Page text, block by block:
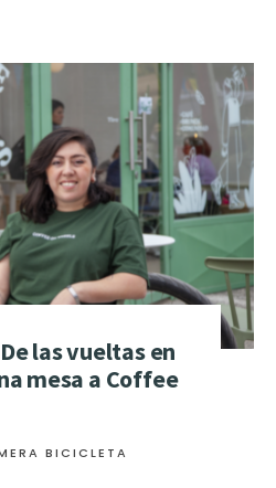
las vueltas en
mesa a Coffee
BICICLETA